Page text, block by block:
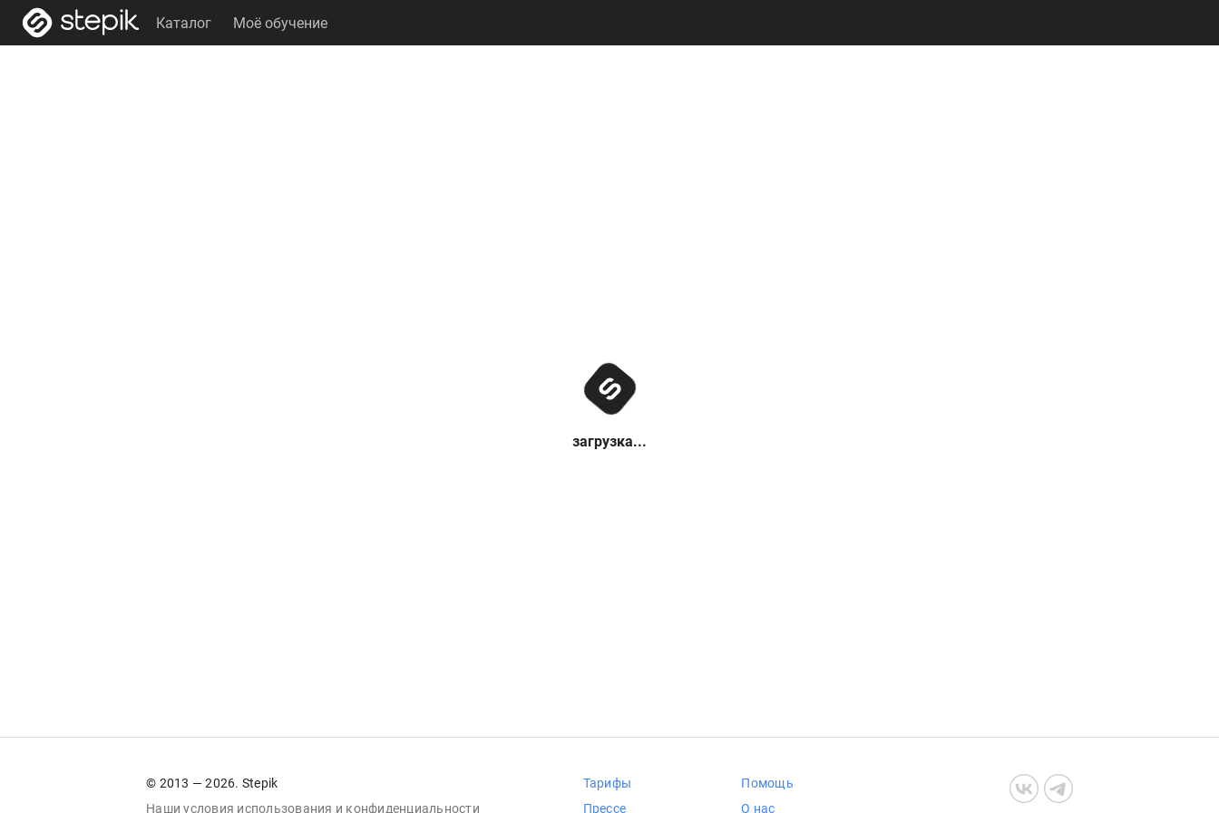
Каталог Моё обучение
загрузка...
© 2013 — 2026. Stepik
Наши условия использования и конфиденциальности
Тарифы
Прессе
Помощь
О нас